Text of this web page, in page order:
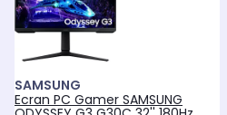
SAMSUNG
Ecran PC Gamer SAMSUNG